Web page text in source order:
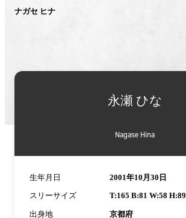
ナガセ ヒナ
永瀬 ひな
Nagase Hina
生年月日 2001年10月30日
スリーサイズ T:165 B:81 W:58 H:89
出身地 京都府